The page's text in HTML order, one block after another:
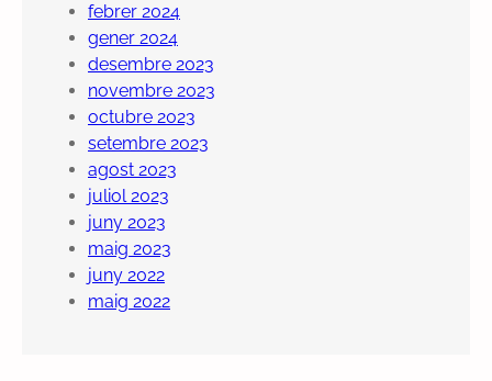
febrer 2024
gener 2024
desembre 2023
novembre 2023
octubre 2023
setembre 2023
agost 2023
juliol 2023
juny 2023
maig 2023
juny 2022
maig 2022